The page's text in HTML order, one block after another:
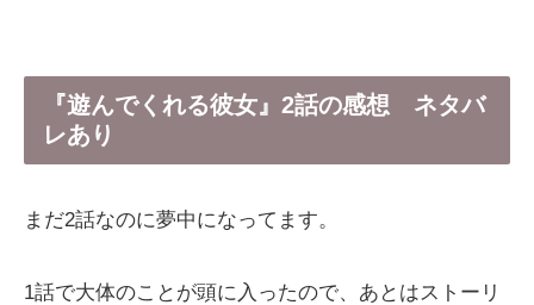
『遊んでくれる彼女』2話の感想 ネタバ
レあり
まだ2話なのに夢中になってます。
1話で大体のことが頭に入ったので、あとはストーリ